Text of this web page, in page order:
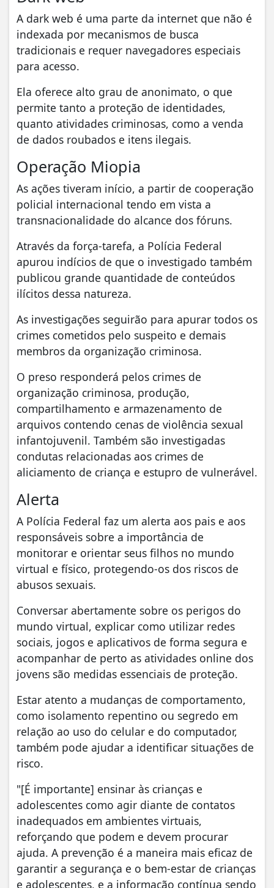
A dark web é uma parte da internet que não é
indexada por mecanismos de busca
tradicionais e requer navegadores especiais
para acesso.
Ela oferece alto grau de anonimato, o que
permite tanto a proteção de identidades,
quanto atividades criminosas, como a venda
de dados roubados e itens ilegais.
Operação Miopia
As ações tiveram início, a partir de cooperação
policial internacional tendo em vista a
transnacionalidade do alcance dos fóruns.
Através da força-tarefa, a Polícia Federal
apurou indícios de que o investigado também
publicou grande quantidade de conteúdos
ilícitos dessa natureza.
As investigações seguirão para apurar todos os
crimes cometidos pelo suspeito e demais
membros da organização criminosa.
O preso responderá pelos crimes de
organização criminosa, produção,
compartilhamento e armazenamento de
arquivos contendo cenas de violência sexual
infantojuvenil. Também são investigadas
condutas relacionadas aos crimes de
aliciamento de criança e estupro de vulnerável.
Alerta
A Polícia Federal faz um alerta aos pais e aos
responsáveis sobre a importância de
monitorar e orientar seus filhos no mundo
virtual e físico, protegendo-os dos riscos de
abusos sexuais.
Conversar abertamente sobre os perigos do
mundo virtual, explicar como utilizar redes
sociais, jogos e aplicativos de forma segura e
acompanhar de perto as atividades online dos
jovens são medidas essenciais de proteção.
Estar atento a mudanças de comportamento,
como isolamento repentino ou segredo em
relação ao uso do celular e do computador,
também pode ajudar a identificar situações de
risco.
"[É importante] ensinar às crianças e
adolescentes como agir diante de contatos
inadequados em ambientes virtuais,
reforçando que podem e devem procurar
ajuda. A prevenção é a maneira mais eficaz de
garantir a segurança e o bem-estar de crianças
e adolescentes, e a informação contínua sendo